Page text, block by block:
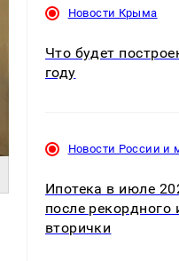
Новости Крыма
Что будет
году
Новости России и
Ипотека в июле
после рекордного
вторички